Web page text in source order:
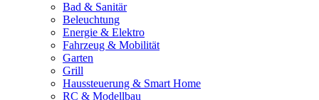
Bad & Sanitär
Beleuchtung
Energie & Elektro
Fahrzeug & Mobilität
Garten
Grill
Haussteuerung & Smart Home
RC & Modellbau